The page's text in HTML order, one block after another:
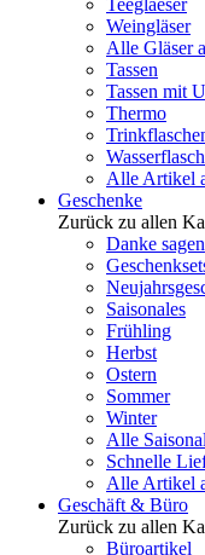
Teeglaeser
Weingläser
Alle Gläser
Tassen
Tassen mit
Thermo
Alle Artikel
Geschenke
Zurück zu allen
Danke sagen
Saisonales
Frühling
Herbst
Ostern
Sommer
Winter
Alle
Schnelle
Alle Artikel
Geschäft & Büro
Zurück zu allen
Büroartikel